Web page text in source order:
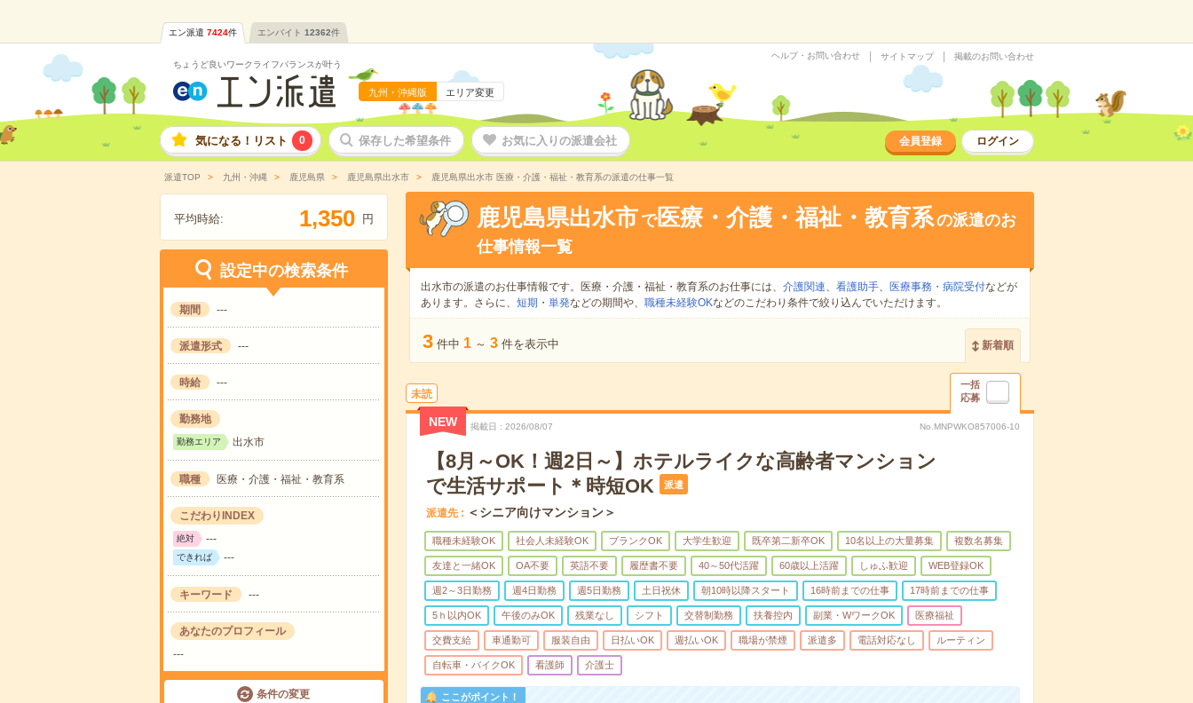
エン派遣 7424件 エンバイト 12362件
ちょうど良いワークライフバランスが叶う
九州・沖縄版 エリア変更
ヘルプ・お問い合わせ サイトマップ 掲載のお問い合わせ
気になる！リスト 0 保存した希望条件 お気に入りの派遣会社 会員登録 ログイン
派遣TOP 九州・沖縄 鹿児島県 鹿児島県出水市 鹿児島県出水市 医療・介護・福祉・教育系の派遣の仕事一覧
平均時給: 1,350 円
設定中の検索条件
期間 ---
派遣形式 ---
時給 ---
勤務地
勤務エリア 出水市
職種 医療・介護・福祉・教育系
こだわりINDEX
絶対 ---
できれば ---
キーワード ---
あなたのプロフィール
---
条件の変更
鹿児島県出水市 で医療・介護・福祉・教育系の派遣のお
仕事情報一覧
出水市の派遣のお仕事情報です。医療・介護・福祉・教育系のお仕事には、 介護関連、 看護助手、 医療事務・病院受付などが
あります。さらに、 短期 ・ 単発などの期間や、 職種未経験OKなどのこだわり条件で絞り込んでいただけます。
3 件中 1 ～ 3 件を表示中 新着順
未読
一括
応募
NEW 掲載日 2026/08/07 No.MNPWKO857006-10
【8月～OK！週2日～】ホテルライクな高齢者マンション
で生活サポート＊時短OK
派遣
派遣先 ＜シニア向けマンション＞
職種未経験OK 社会人未経験OK ブランクOK 大学生歓迎 既卒第二新卒OK 10名以上の大量募集 複数名募集
友達と一緒OK OA不要 英語不要 履歴書不要 40～50代活躍 60歳以上活躍 しゅふ歓迎 WEB登録OK
週2～3日勤務 週4日勤務 週5日勤務 土日祝休 朝10時以降スタート 16時前までの仕事 17時前までの仕事
5ｈ以内OK 午後のみOK 残業なし シフト 交替制勤務 扶養控内 副業・WワークOK 医療福祉
交費支給 車通勤可 服装自由 日払いOK 週払いOK 職場が禁煙 派遣多 電話対応なし ルーティン
自転車・バイクOK 看護師 介護士
ここがポイント！